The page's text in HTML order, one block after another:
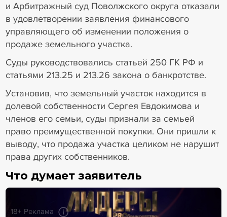
и Арбитражный суд Поволжского округа отказали
в удовлетворении заявления финансового
управляющего об изменении положения о
продаже земельного участка.
Суды руководствовались статьей 250 ГК РФ и
статьями 213.25 и 213.26 закона о банкротстве.
Установив, что земельный участок находится в
долевой собственности Сергея Евдокимова и
членов его семьи, суды признали за семьей
право преимущественной покупки. Они пришли к
выводу, что продажа участка целиком не нарушит
права других собственников.
Что думает заявитель
18+ Реклама